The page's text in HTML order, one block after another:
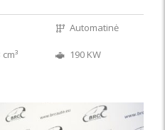
Automatinė
190 KW